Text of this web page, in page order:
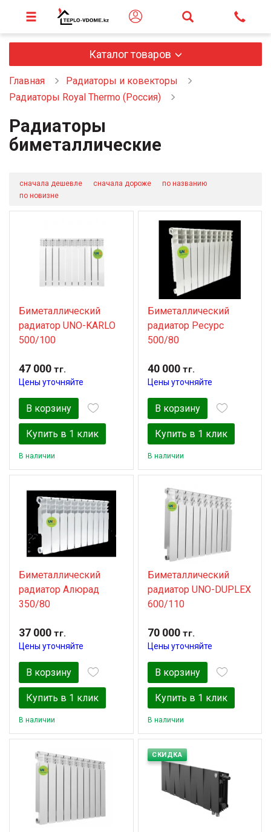
Каталог товаров
Главная
Радиаторы и ковекторы
Радиаторы Royal Thermo (Россия)
Радиаторы
биметаллические
сначала дешевле сначала дороже
по названию
по новизне
Биметаллический
радиатор UNO-KARLO
500/100
47 000 тг.
Цены уточняйте
В корзину
Купить в 1 клик
В наличии
Биметаллический
радиатор Ресурс
500/80
40 000тг.
Цены уточняйте
В корзину
Купить в 1 клик
В наличии
Биметаллический
радиатор Алюрад
350/80
37 000 тг.
Цены уточняйте
В корзину
Купить в 1 клик
В наличии
Биметаллический
радиатор UNO-DUPLEX
600/110
70 000тг.
Цены уточняйте
В корзину
Купить в 1 клик
В наличии
СКИДКА